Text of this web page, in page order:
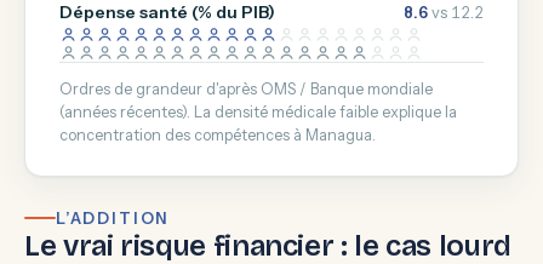
Dépense santé (% du PIB) 8.6vs 12.2
Ordres de grandeur d'après OMS / Banque mondiale
(années récentes). La densité médicale faible explique la
concentration des compétences à Managua.
L’ADDITION
Le vrai risque financier : le cas lourd